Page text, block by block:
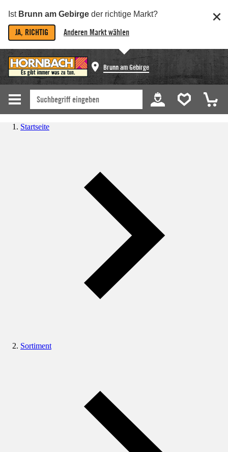
Ist Brunn am Gebirge der richtige Markt?
JA, RICHTIG Anderen Markt wählen
Brunn am Gebirge
Startseite
Sortiment